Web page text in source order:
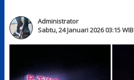
Administrator
Sabtu, 24 Januari 2026 03:15 WIB